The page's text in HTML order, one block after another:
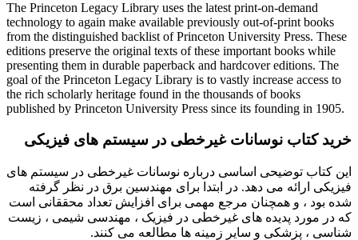
The Princeton Legacy Library uses the latest print-on-demand
technology to again make available previously out-of-print books
from the distinguished backlist of Princeton University Press. These
editions preserve the original texts of these important books while
presenting them in durable paperback and hardcover editions. The
goal of the Princeton Legacy Library is to vastly increase access to
the rich scholarly heritage found in the thousands of books
published by Princeton University Press since its founding in 1905.
خرید کتاب نوسانات غیرخطی در سیستم های فیزیکی
این کتاب توضیحی اساسی درباره نوسانات غیرخطی در سیستم های
فیزیکی ارائه می دهد. در ابتدا برای مهندسین برق در نظر گرفته
شده بود ، و همچنان مرجع مهمی برای افزایش تعداد محققانی است
که در مورد پدیده های غیرخطی در فیزیک ، مهندسی شیمی ، زیست
شناسی ، پزشکی و سایر زمینه ها مطالعه می کنند.